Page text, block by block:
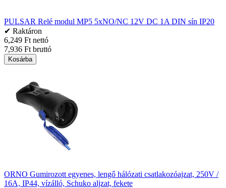
PULSAR Relé modul MP5 5xNO/NC 12V DC 1A DIN sín IP20
✔ Raktáron
6,249 Ft nettó
7,936 Ft bruttó
Kosárba
ORNO Gumirozott egyenes, lengő hálózati csatlakozóajzat, 250V /
16A, IP44, vízálló, Schuko aljzat, fekete